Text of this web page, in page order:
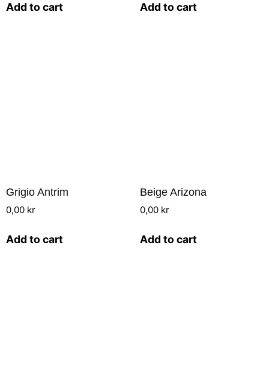
Add to cart Add to cart
Grigio Antrim
0,00 kr
Add to cart
Beige Arizona
0,00 kr
Add to cart